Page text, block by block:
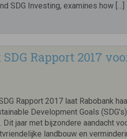
SDG Investing, examines how […]
Rapport 2017
Rapport 2017 laat Rabobank
Development Goals
Dit jaar met bijzondere aandacht
landbouw en